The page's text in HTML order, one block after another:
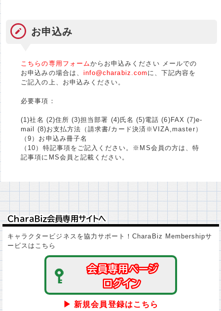
お申込み
こちらの専用フォームからお申込みください メールでの
お申込みの場合は、 info@charabiz.com に、下記内容を
ご記入の上、お申込みください。
必要事項：
(1)社名 (2)住所 (3)担当部署 (4)氏名 (5)電話 (6)FAX (7)e-
mail (8)お支払方法（請求書/カード決済※VIZA,master）
（9）お申込み冊子名
（10）特記事項をご記入ください。※MS会員の方は、特
記事項にMS会員と記載ください。
ＣｈａｒａＢｉｚ会員専用サイトへ
ＣｈａｒａＢｉｚ会員専用サイトへ
キャラクタービジネスを協力サポート！CharaBiz Membershipサ
ービスはこちら
会員専用ページ
会員専用ページ
ログイン
ログイン
▶ 新規会員登録はこちら